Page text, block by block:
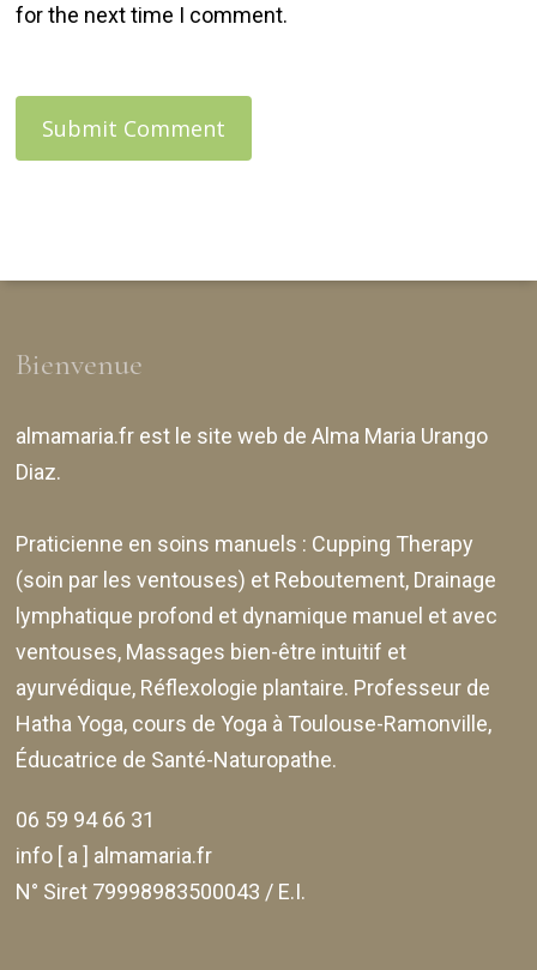
for the next time I comment.
Bienvenue
almamaria.fr est le site web deAlma Maria Urango
Diaz.
Praticienne en soins manuels : Cupping Therapy
(soin par les ventouses) et Reboutement, Drainage
lymphatique profond et dynamique manuel et avec
ventouses, Massages bien-être intuitif et
ayurvédique, Réflexologie plantaire. Professeur de
Hatha Yoga, cours de Yoga à Toulouse-Ramonville,
Éducatrice de Santé-Naturopathe.
06 59 94 66 31
info [ a ] almamaria.fr
N° Siret 79998983500043 / E.I.